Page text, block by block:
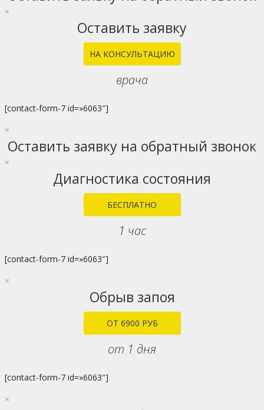
×
Оставить заявку
НА КОНСУЛЬТАЦИЮ
врача
[contact-form-7 id=»6063″]
×
Оставить заявку на обратный звонок
×
Диагностика состояния
БЕСПЛАТНО
1 час
[contact-form-7 id=»6063″]
×
Обрыв запоя
ОТ 6900 РУБ
от 1 дня
[contact-form-7 id=»6063″]
×